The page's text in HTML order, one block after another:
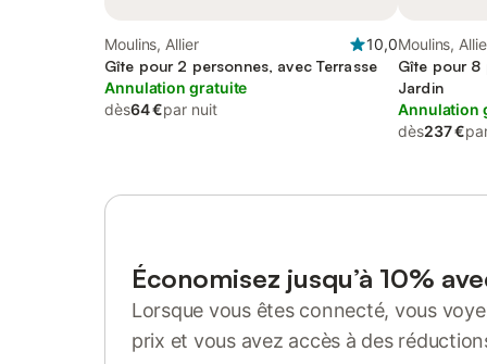
Moulins, Allier
10,0
Gîte pour 2 personnes, avec Terrasse
Annulation gratuite
dès64 €par nuit
Moulins,
Gîte pour 8
Jardin
Annulation
dès237 €
Économisez jusqu’à 10%
Lorsque vous êtes connecté, vous
prix et vous avez accès à des